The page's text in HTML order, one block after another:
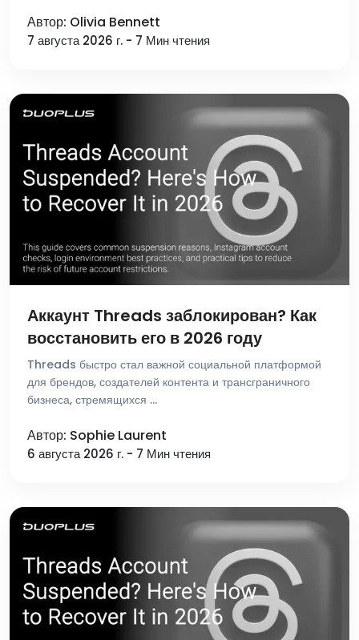
Автор: Olivia Bennett
7 августа 2026 г. - 7 Мин чтения
Аккаунт Threads заблокирован? Как
восстановить его в 2026 году
Threads быстро стал важной социальной платформой
для брендов, создателей контента и трансграничного
бизнеса, стремящихся …
Автор: Sophie Laurent
6 августа 2026 г. - 7 Мин чтения